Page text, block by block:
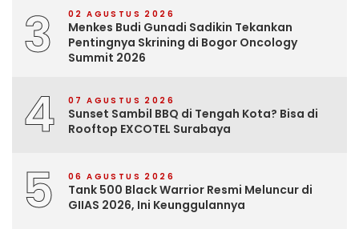
3 02 AGUSTUS 2026
Menkes Budi Gunadi Sadikin Tekankan
Pentingnya Skrining di Bogor Oncology
Summit 2026
4 07 AGUSTUS 2026
Sunset Sambil BBQ di Tengah Kota? Bisa di
Rooftop EXCOTEL Surabaya
5 06 AGUSTUS 2026
Tank 500 Black Warrior Resmi Meluncur di
GIIAS 2026, Ini Keunggulannya